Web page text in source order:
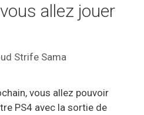
allez jouer
Strife Sama
vous allez pouvoir
PS4 avec la sortie de